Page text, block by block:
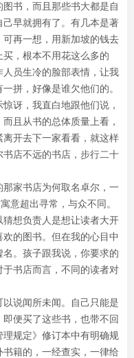
书，而且那些书大都是自
早就拥有了。有几本是著
再一想，用新加坡的钱去
，根本不用花这么多的
员生冷的脸部表情，让我
拼，好像是谁欠他们的。
讶，我直白地跟他们说，
且从书的总体质量上看，
开去下一家看看，就这样
店不远的书店，步行二十
家书店为何取名卓尔，一
意超出寻常，与众不同。
想负责人是想让读者大开
的图书。但在我的心目中
。孩子跟我说，你要求的
书店而言，不同的读者对
说闻所未闻。自己只能是
便买了这些书，也带不回
规定》修订本中有明确规
籍的，一经查实，一律给